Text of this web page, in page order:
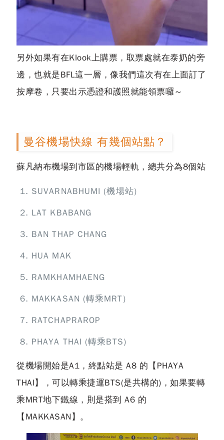
另外如果有在Klook上購票，取票處就在泰奶的旁
邊，也就是BFL這一層，像我們這次有在上面訂了
按摩卷，只要出示憑證和護照就能領票囉～
曼谷機場快線 有幾個站點？
蘇凡納布機場到市區的機場輕軌，總共分為8個站
SUVARNABHUMI (機場站)
LAT KBABANG
BAN THAP CHANG
HUA MAK
RAMKHAMHAENG
MAKKASAN (轉乘MRT)
RATCHAPRAROP
PHAYA THAI (轉乘BTS)
從機場開始是A1，終點站是 A8 的【PHAYA
THAI】，可以轉乘捷運BTS(是共構的)，如果要轉
乘MRT地下鐵線，則是搭到 A6 的
【MAKKASAN】。